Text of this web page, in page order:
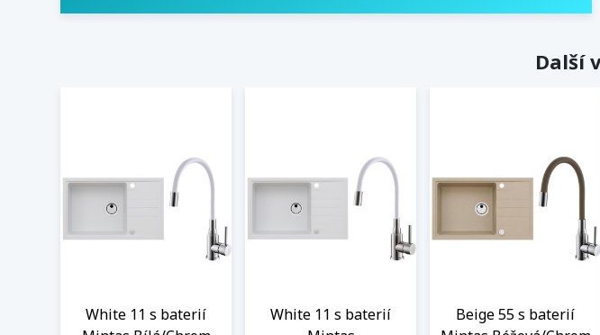
Další
White 11 s baterií
White 11 s baterií
Beige 55 s baterií